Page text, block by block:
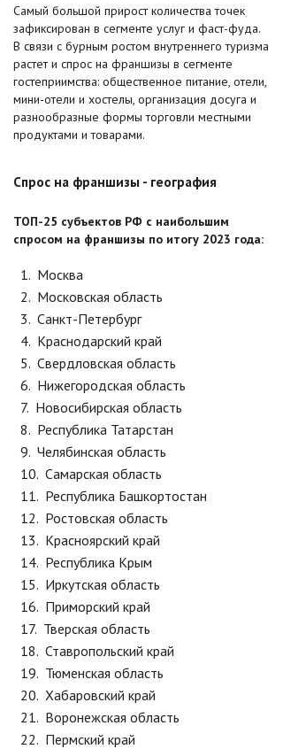
Самый большой прирост количества точек
зафиксирован в сегменте услуг и фаст-фуда.
В связи с бурным ростом внутреннего туризма
растет и спрос на франшизы в сегменте
гостеприимства: общественное питание, отели,
мини-отели и хостелы, организация досуга и
разнообразные формы торговли местными
продуктами и товарами.
Спрос на франшизы - география
ТОП-25 субъектов РФ с наибольшим
спросом на франшизы по итогу 2023 года:
Москва
Московская область
Санкт-Петербург
Краснодарский край
Свердловская область
Нижегородская область
Новосибирская область
Республика Татарстан
Челябинская область
Самарская область
Республика Башкортостан
Ростовская область
Красноярский край
Республика Крым
Иркутская область
Приморский край
Тверская область
Ставропольский край
Тюменская область
Хабаровский край
Воронежская область
Пермский край